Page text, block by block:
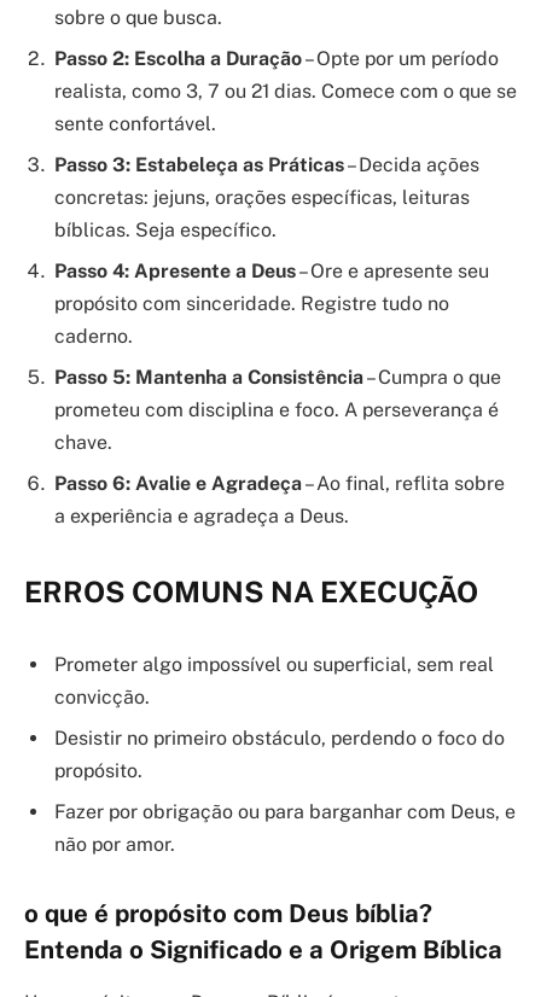
sobre o que busca.
Passo 2: Escolha a Duração– Opte por um período
realista, como 3, 7 ou 21 dias. Comece com o que se
sente confortável.
Passo 3: Estabeleça as Práticas– Decida ações
concretas: jejuns, orações específicas, leituras
bíblicas. Seja específico.
Passo 4: Apresente a Deus– Ore e apresente seu
propósito com sinceridade. Registre tudo no
caderno.
Passo 5: Mantenha a Consistência– Cumpra o que
prometeu com disciplina e foco. A perseverança é
chave.
Passo 6: Avalie e Agradeça– Ao final, reflita sobre
a experiência e agradeça a Deus.
ERROS COMUNS NA EXECUÇÃO
Prometer algo impossível ou superficial, sem real
convicção.
Desistir no primeiro obstáculo, perdendo o foco do
propósito.
Fazer por obrigação ou para barganhar com Deus, e
não por amor.
o que é propósito com Deus bíblia?
Entenda o Significado e a Origem Bíblica